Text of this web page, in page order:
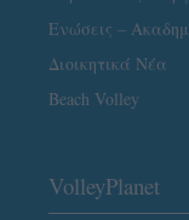
Ενώσεις –
Διοικητικά Νέα
Beach Volley
VolleyPlanet